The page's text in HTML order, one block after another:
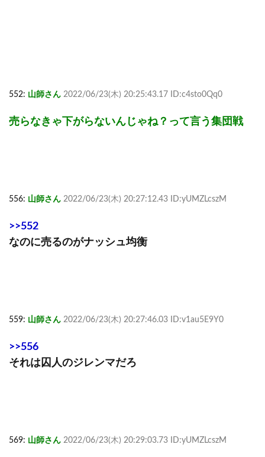
552: 山師さん 2022/06/23(木) 20:25:43.17 ID:c4sto0Qq0
売らなきゃ下がらないんじゃね？って言う集団戦
556: 山師さん 2022/06/23(木) 20:27:12.43 ID:yUMZLcszM
>>552
なのに売るのがナッシュ均衡
559: 山師さん 2022/06/23(木) 20:27:46.03 ID:v1au5E9Y0
>>556
それは囚人のジレンマだろ
569: 山師さん 2022/06/23(木) 20:29:03.73 ID:yUMZLcszM